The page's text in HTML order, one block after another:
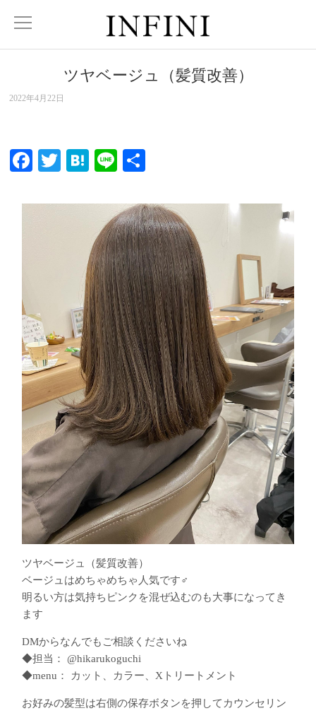
ツヤベージュ（髪質改善）
2022年4月22日
Facebook
TwitterHatena
Line
ツヤベージュ（髪質改善）
ベージュはめちゃめちゃ人気です‍♂️
明るい方は気持ちピンクを混ぜ込むのも大事になってき
ます
DMからなんでもご相談くださいね
◆担当： @hikarukoguchi
◆menu： カット、カラー、Xトリートメント
お好みの髪型は右側の保存ボタンを押してカウンセリン